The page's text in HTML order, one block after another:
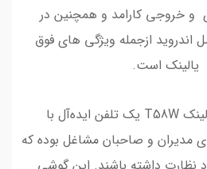
و خروجی کارامد و همچنین در
ازجمله ویژگی های فوق
یالینک است.
تلفن تحت شبکه و ویپ یالینک T58W یک تلفن ایده‌آل با
مدیران و صاحبان مشاغل بوده که